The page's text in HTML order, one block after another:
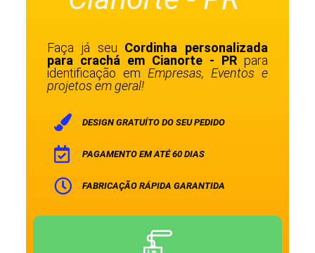
Faça já seu Cordinha personalizada
para crachá em Cianorte - PR para
identificação em Empresas, Eventos e
projetos em geral!
DESIGN GRATUÍTO DO SEU PEDIDO
PAGAMENTO EM ATÉ 60 DIAS
FABRICAÇÃO RÁPIDA GARANTIDA